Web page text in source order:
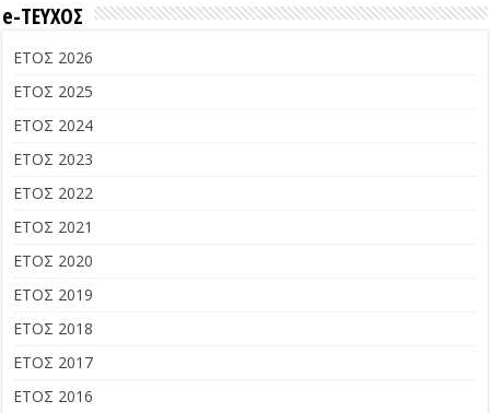
e-ΤΕΥΧΟΣ
ΕΤΟΣ 2026
ΕΤΟΣ 2025
ΕΤΟΣ 2024
ΕΤΟΣ 2023
ΕΤΟΣ 2022
ΕΤΟΣ 2021
ΕΤΟΣ 2020
ΕΤΟΣ 2019
ΕΤΟΣ 2018
ΕΤΟΣ 2017
ΕΤΟΣ 2016